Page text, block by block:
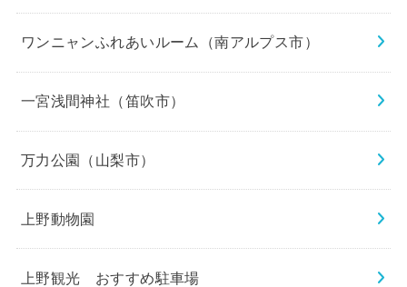
ワンニャンふれあいルーム（南アルプス市）
一宮浅間神社（笛吹市）
万力公園（山梨市）
上野動物園
上野観光 おすすめ駐車場